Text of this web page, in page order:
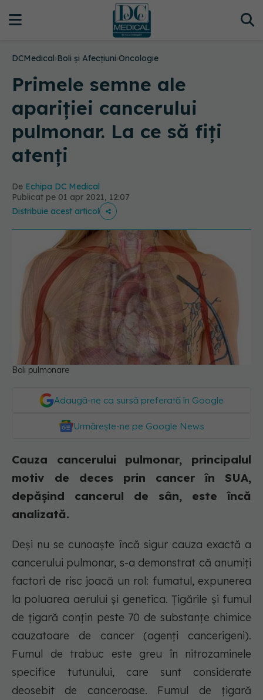
DCMedical›Boli și Afecțiuni›Oncologie
Primele semne ale
apariției cancerului
pulmonar. La ce să fiți
atenți
De Echipa DC Medical
Publicat pe 01 apr 2021, 12:07
Distribuie acest articol
Boli pulmonare
Adaugă-ne ca sursă preferată în Google
Urmărește-ne pe Google News
Cauza cancerului pulmonar, principalul
motiv de deces prin cancer în SUA,
depășind cancerul de sân, este încă
analizată.
Deși nu se cunoaște încă sigur cauza exactă a
cancerului pulmonar, s-a demonstrat că anumiți
factori de risc joacă un rol: fumatul, expunerea
la poluarea aerului și genetica. Țigările și fumul
de țigară conțin peste 70 de substanțe chimice
cauzatoare de cancer (agenți cancerigeni).
Fumul de trabuc este greu în nitrozaminele
specifice tutunului, care sunt considerate
deosebit de canceroase. Fumul de țigară